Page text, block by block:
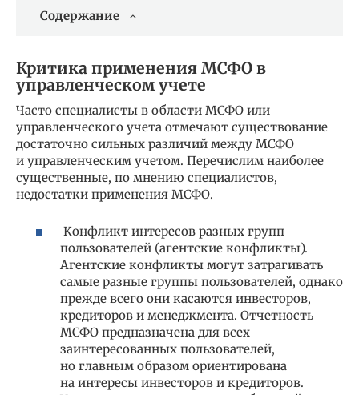
Содержание
Критика применения МСФО в
управленческом учете
Часто специалисты в области МСФО или
управленческого учета отмечают существование
достаточно сильных различий между МСФО
и управленческим учетом. Перечислим наиболее
существенные, по мнению специалистов,
недостатки применения МСФО.
Конфликт интересов разных групп
пользователей (агентские конфликты).
Агентские конфликты могут затрагивать
самые разные группы пользователей, однако
прежде всего они касаются инвесторов,
кредиторов и менеджмента. Отчетность
МСФО предназначена для всех
заинтересованных пользователей,
но главным образом ориентирована
на интересы инвесторов и кредиторов.